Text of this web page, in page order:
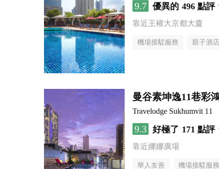
9.7 優異的 496 點評
靠近王權大京都大廈
機場接駁服務 親子酒店
曼谷素坤逸11巷彩
Travelodge Sukhumvit 11
9.3 好極了 171 點評
靠近娜娜廣場
華人友善 機場接駁服務